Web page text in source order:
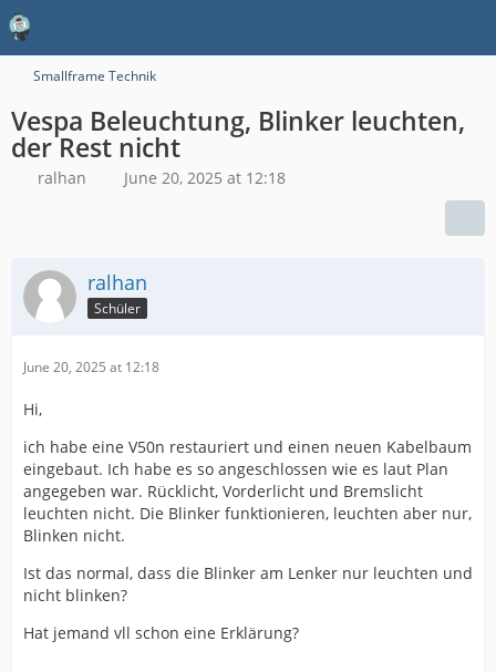
Smallframe Technik
Vespa Beleuchtung, Blinker leuchten,
der Rest nicht
ralhan June 20, 2025 at 12:18
ralhan
Schüler
June 20, 2025 at 12:18
Hi,
ich habe eine V50n restauriert und einen neuen Kabelbaum
eingebaut. Ich habe es so angeschlossen wie es laut Plan
angegeben war. Rücklicht, Vorderlicht und Bremslicht
leuchten nicht. Die Blinker funktionieren, leuchten aber nur,
Blinken nicht.
Ist das normal, dass die Blinker am Lenker nur leuchten und
nicht blinken?
Hat jemand vll schon eine Erklärung?